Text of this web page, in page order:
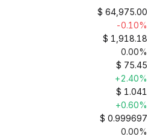
$ 64,975.00
-0.10%
$ 1,918.18
0.00%
$ 75.45
+2.40%
$ 1.041
+0.60%
$ 0.999697
0.00%